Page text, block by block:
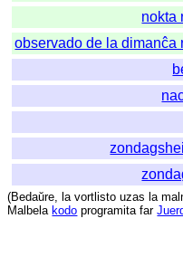
nokta
observado de la dimanĉa
(Bedaŭre, la vortlisto uzas la
Malbela kodo programita far